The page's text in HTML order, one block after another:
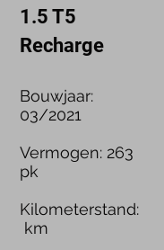
1.5 T5
Recharge
Bouwjaar:
03/2021
Vermogen: 263
pk
Kilometerstand:
km